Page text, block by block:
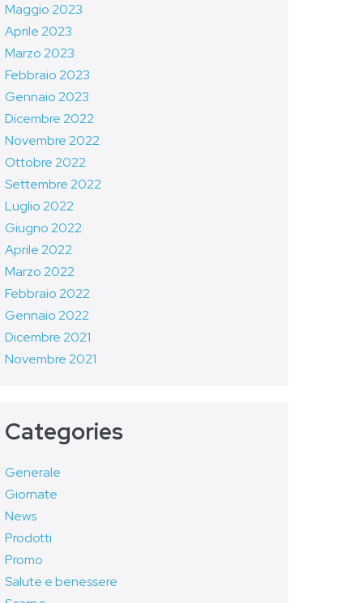
Maggio 2023
Aprile 2023
Marzo 2023
Febbraio 2023
Gennaio 2023
Dicembre 2022
Novembre 2022
Ottobre 2022
Settembre 2022
Luglio 2022
Giugno 2022
Aprile 2022
Marzo 2022
Febbraio 2022
Gennaio 2022
Dicembre 2021
Novembre 2021
Categories
Generale
Giornate
News
Prodotti
Promo
Salute e benessere